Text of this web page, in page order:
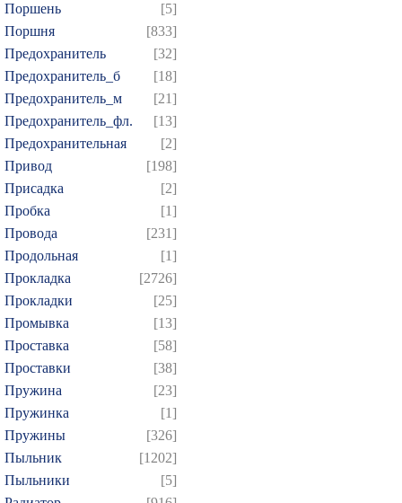
Поршень
[5]
Поршня
[833]
Предохранитель
[32]
Предохранитель_б
[18]
Предохранитель_м
[21]
Предохранитель_фл.
[13]
Предохранительная
[2]
Привод
[198]
Присадка
[2]
Пробка
[1]
Провода
[231]
Продольная
[1]
Прокладка
[2726]
Прокладки
[25]
Промывка
[13]
Проставка
[58]
Проставки
[38]
Пружина
[23]
Пружинка
[1]
Пружины
[326]
Пыльник
[1202]
Пыльники
[5]